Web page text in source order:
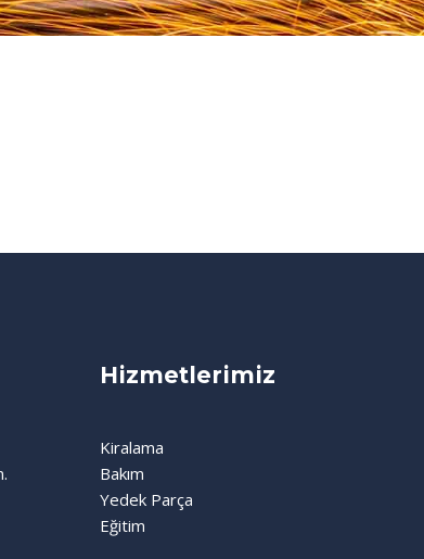
Hizmetlerimiz
Kiralama
Bakım
Yedek Parça
Eğitim